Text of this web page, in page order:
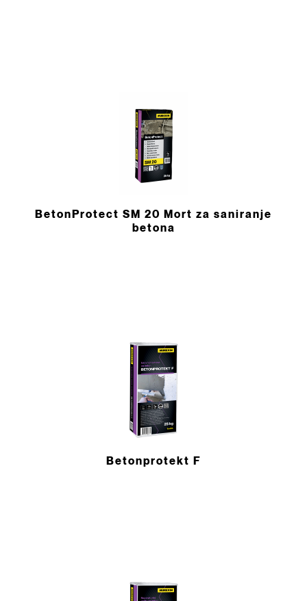
BetonProtect SM 20 Mort za saniranje
betona
Betonprotekt F